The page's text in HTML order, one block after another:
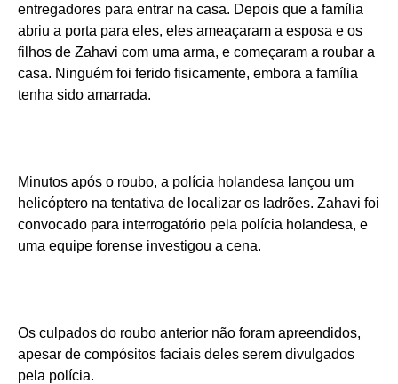
entregadores para entrar na casa. Depois que a família
abriu a porta para eles, eles ameaçaram a esposa e os
filhos de Zahavi com uma arma, e começaram a roubar a
casa. Ninguém foi ferido fisicamente, embora a família
tenha sido amarrada.
Minutos após o roubo, a polícia holandesa lançou um
helicóptero na tentativa de localizar os ladrões. Zahavi foi
convocado para interrogatório pela polícia holandesa, e
uma equipe forense investigou a cena.
Os culpados do roubo anterior não foram apreendidos,
apesar de compósitos faciais deles serem divulgados
pela polícia.